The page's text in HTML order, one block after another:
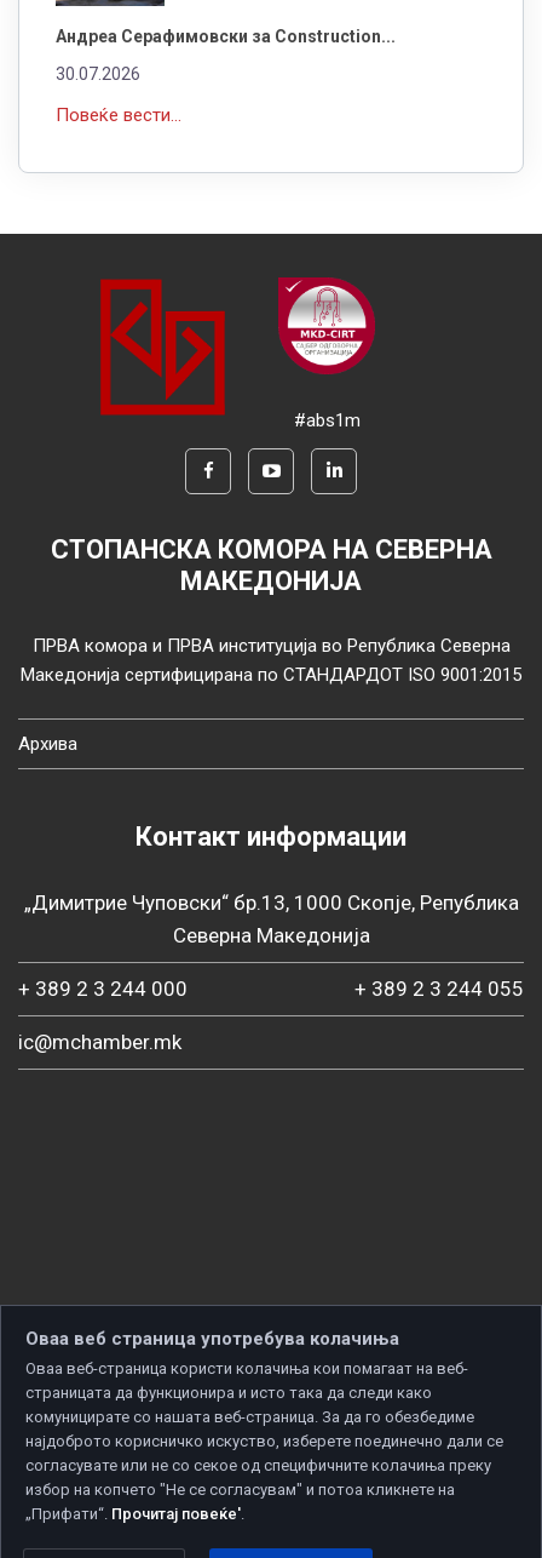
Андреа Серафимовски за Construction...
30.07.2026
Повеќе вести...
#abs1m
СТОПАНСКА КОМОРА НА СЕВЕРНА
МАКЕДОНИЈА
ПРВА комора и ПРВА институција во Република Северна
Македонија сертифицирана по СТАНДАРДОТ ISO 9001:2015
Архива
Контакт информации
„Димитрие Чуповски“ бр.13, 1000 Скопје, Република
Северна Македонија
+ 389 2 3 244 000 + 389 2 3 244 055
ic@mchamber.mk
Copyright © 2026 Developed by
Оваа веб страница употребува колачиња
Оваа веб-страница користи колачиња кои помагаат на веб-
страницата да функционира и исто така да следи како
комуницирате со нашата веб-страница. За да го обезбедиме
најдоброто корисничко искуство, изберете поединечно дали се
согласувате или не со секое од специфичните колачиња преку
избор на копчето "Не се согласувам" и потоа кликнете на
„Прифати“. Прочитај повеќе'.